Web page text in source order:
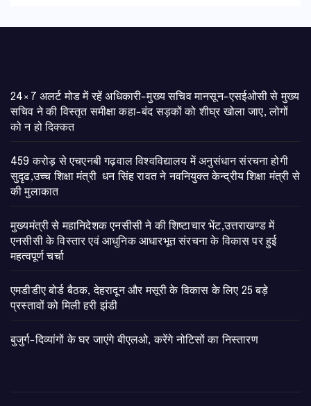
24×7 अलर्ट मोड में रहें अधिकारी-मुख्य सचिव मानसून-एसईओसी से मुख्य
सचिव ने की विस्तृत समीक्षा कहा-बंद सड़कों को शीघ्र खोला जाए, लोगों
को न हो दिक्कत
459 करोड़ से एचएनबी गढ़वाल विश्वविद्यालय में अनुसंधान संरचना होगी
सुदृढ,उच्च शिक्षा मंत्री धन सिंह रावत ने नवनियुक्त केन्द्रीय शिक्षा मंत्री से
की मुलाकात
मुख्यमंत्री से महानिदेशक एनसीसी ने की शिष्टाचार भेंट,उत्तराखण्ड में
एनसीसी के विस्तार एवं आधुनिक आधारभूत संरचना के विकास पर हुई
महत्वपूर्ण चर्चा
एमडीडीए बोर्ड बैठक, देहरादून और मसूरी के विकास के लिए 25 बड़े
प्रस्तावों को मिली हरी झंडी
बुजुर्ग-दिव्यांगों के घर जाएंगे बीएलओ, करेंगे नोटिसों का निस्तारण